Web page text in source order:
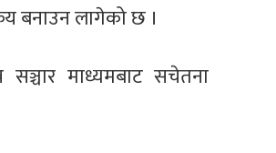
बनाउन लागेको छ ।
सञ्चार माध्यमबाट सचेतना